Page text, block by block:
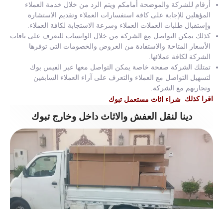
أرقام للشركة والموضحة أمامكم ويتم الرد من خلال خدمة العملاء
المؤهلين للإجابة على كافة استفسارات العملاء وتقديم الاستشارة
وإستقبال طلبات العملات العملاء وسرعة الاستجابة لكافة العملاء.
كذلك يمكن التواصل مع الشركة من خلال الواتساب للتعرف على باقات
الأسعار المتاحة والاستفادة من العروض والخصومات التي توفرها
الشركة لكافة عملائها.
تمتلك الشركة صفحة خاصة يمكن التواصل معها عبر الفيس بوك
لتسهيل التواصل مع العملاء والتعرف على آراء العملاء السابقين
وتجاربهم مع الشركة.
اقرا كذلك شراء اثاث مستعمل تبوك
دينا لنقل العفش والاثاث داخل وخارج تبوك